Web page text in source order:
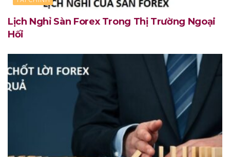
Lịch Nghỉ Sàn Forex Trong Thị Trường Ngoại
Hối